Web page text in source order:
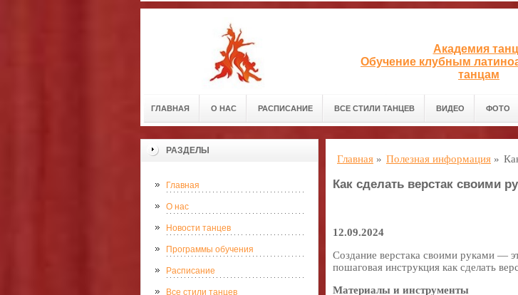
Академия
Обучение клубным
танцам
ГЛАВНАЯ О НАС РАСПИСАНИЕ ВСЕ СТИЛИ ТАНЦЕВ ВИДЕО ФОТО
РАЗДЕЛЫ
Главная
О нас
Новости танцев
Программы обучения
Расписание
Все стили танцев
Главная » Полезная информация »
Как сделать верстак своими
12.09.2024
Создание верстака своими руками —
пошаговая инструкция как сделать
Материалы и инструменты